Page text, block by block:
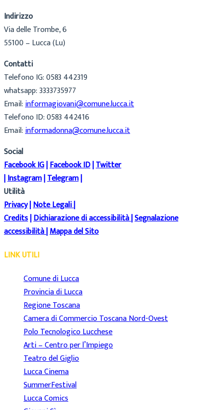
Indirizzo
Via delle Trombe, 6
55100 – Lucca (Lu)
Contatti
Telefono IG: 0583 442319
whatsapp: 3333735977
Email:informagiovani@comune.lucca.it
Telefono ID: 0583 442416
Email:informadonna@comune.lucca.it
Social
Facebook IG|Facebook ID|Twitter
|Instagram|Telegram|
Utilità
Privacy|Note Legali|
Credits|Dichiarazione di accessibilità|Segnalazione
accessibilità|Mappa del Sito
LINK UTILI
Comune di Lucca
Provincia di Lucca
Regione Toscana
Camera di Commercio Toscana Nord-Ovest
Polo Tecnologico Lucchese
Arti – Centro per l’Impiego
Teatro del Giglio
Lucca Cinema
SummerFestival
Lucca Comics